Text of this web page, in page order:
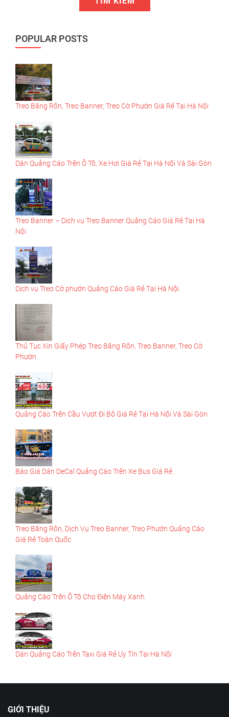
POPULAR POSTS
Treo Băng Rôn, Treo Banner, Treo Cờ Phướn Giá Rẻ Tại Hà Nội
Dán Quảng Cáo Trên Ô Tô, Xe Hơi Giá Rẻ Tại Hà Nội Và Sài Gòn
Treo Banner – Dịch vụ Treo Banner Quảng Cáo Giá Rẻ Tại Hà
Nội
Dịch vụ Treo Cờ phướn Quảng Cáo Giá Rẻ Tại Hà Nội
Thủ Tục Xin Giấy Phép Treo Băng Rôn, Treo Banner, Treo Cờ
Phướn
Quảng Cáo Trên Cầu Vượt Đi Bộ Giá Rẻ Tại Hà Nội Và Sài Gòn
Báo Giá Dán DeCal Quảng Cáo Trên Xe Bus Giá Rẻ
Treo Băng Rôn, Dịch Vụ Treo Banner, Treo Phướn Quảng Cáo
Giá Rẻ Toàn Quốc
Quảng Cáo Trên Ô Tô Cho Điện Máy Xanh
Dán Quảng Cáo Trên Taxi Giá Rẻ Uy Tín Tại Hà Nội
GIỚI THIỆU